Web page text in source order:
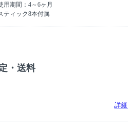
用期間：4～6ヶ月
ティック8本付属
・送料
詳細